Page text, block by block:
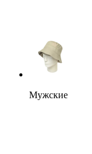
Мужские